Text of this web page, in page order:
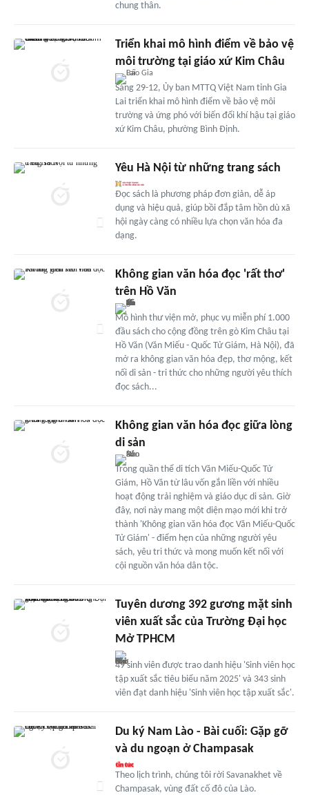
chung thân.
Triển khai mô hình điểm về bảo vệ
môi trường tại giáo xứ Kim Châu
Sáng 29-12, Ủy ban MTTQ Việt Nam tỉnh Gia
Lai triển khai mô hình điểm về bảo vệ môi
trường và ứng phó với biến đổi khí hậu tại giáo
xứ Kim Châu, phường Bình Định.
Yêu Hà Nội từ những trang sách
Đọc sách là phương pháp đơn giản, dễ áp
dụng và hiệu quả, giúp bồi đắp tâm hồn dù xã
hội ngày càng có nhiều lựa chọn văn hóa đa
dạng.
Không gian văn hóa đọc 'rất thơ'
trên Hồ Văn
Mô hình thư viện mở, phục vụ miễn phí 1.000
đầu sách cho cộng đồng trên gò Kim Châu tại
Hồ Văn (Văn Miếu - Quốc Tử Giám, Hà Nội), đã
mở ra không gian văn hóa đẹp, thơ mộng, kết
nối di sản - tri thức cho những người yêu thích
đọc sách...
Không gian văn hóa đọc giữa lòng
di sản
Trong quần thể di tích Văn Miếu-Quốc Tử
Giám, Hồ Văn từ lâu vốn gắn liền với nhiều
hoạt động trải nghiệm và giáo dục di sản. Giờ
đây, nơi này mang một diện mạo mới khi trở
thành 'Không gian văn hóa đọc Văn Miếu-Quốc
Tử Giám' - điểm hẹn của những người yêu
sách, yêu tri thức và mong muốn kết nối với
cội nguồn văn hóa dân tộc.
Tuyên dương 392 gương mặt sinh
viên xuất sắc của Trường Đại học
Mở TPHCM
49 sinh viên được trao danh hiệu 'Sinh viên học
tập xuất sắc tiêu biểu năm 2025' và 343 sinh
viên đạt danh hiệu 'Sinh viên học tập xuất sắc'.
Du ký Nam Lào - Bài cuối: Gặp gỡ
và du ngoạn ở Champasak
Theo lịch trình, chúng tôi rời Savanakhet về
Champasak, vùng đất cố đô của Lào.